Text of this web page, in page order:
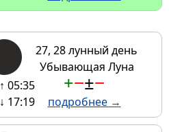
27, 28 лунный день
Убывающая Луна
↑ 05:35
↓ 17:19
+−±−
подробнее →